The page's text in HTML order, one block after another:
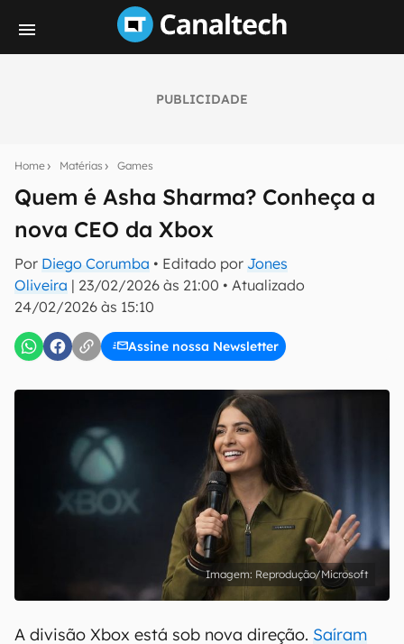
PUBLICIDADE
Home Matérias Games
Quem é Asha Sharma? Conheça a
nova CEO da Xbox
Por Diego Corumba • Editado por Jones
Oliveira | 23/02/2026 às 21:00 • Atualizado
24/02/2026 às 15:10
Assine nossa Newsletter
notícias e reviews sobre tecnologia em primeira
E-mail
Confirmo que li, aceito e concordo com os
Reprodução/Microsoft
A divisão Xbox está sob nova direção. Saíram